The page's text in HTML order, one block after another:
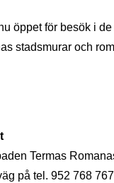
öppet för besök i
stadsmurar och
Termas
på tel. 952 768